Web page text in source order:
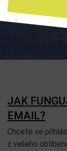
Mac
JAK
EMAIL?
Chcete se
z vašeho